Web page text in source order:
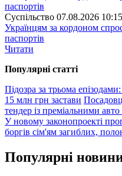
Суспiльство 07.08.2026
Українцям за кордоном
паспортів
Читати
Популярнi статтi
Підозра за трьома
15 млн грн застави
тендер із преміальними
У новому законопроекті
боргів сім'ям загиблих,
Популярнi